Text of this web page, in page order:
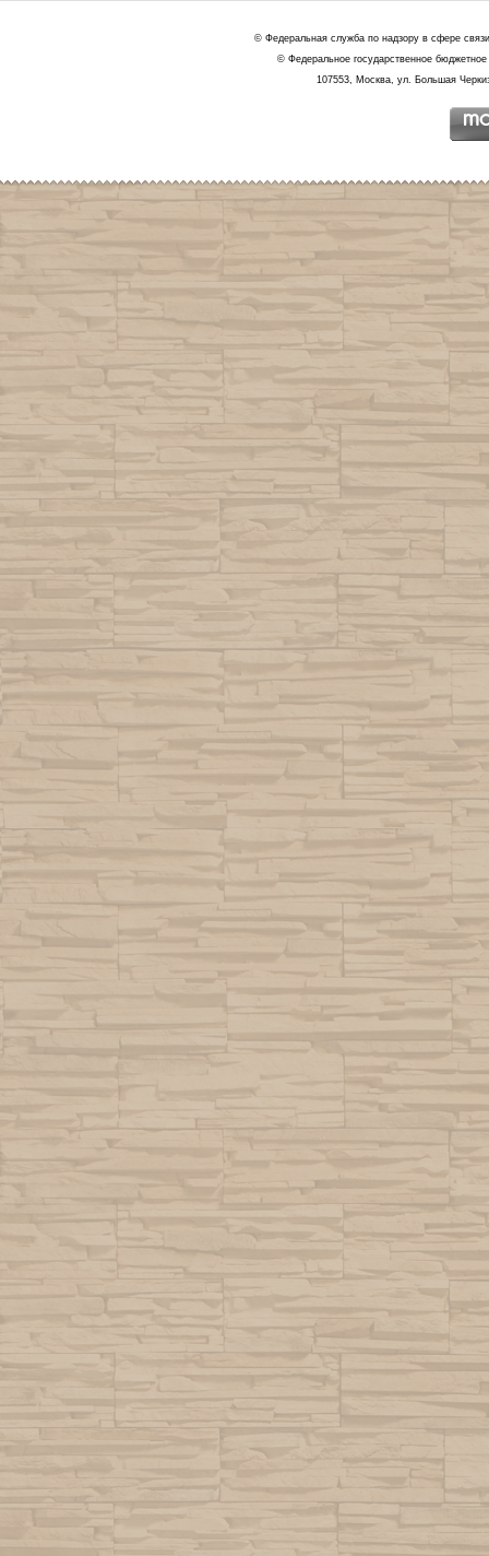
© Федеральная служба по надзору в сфере
© Федеральное государственное
107553, Москва, ул. Большая